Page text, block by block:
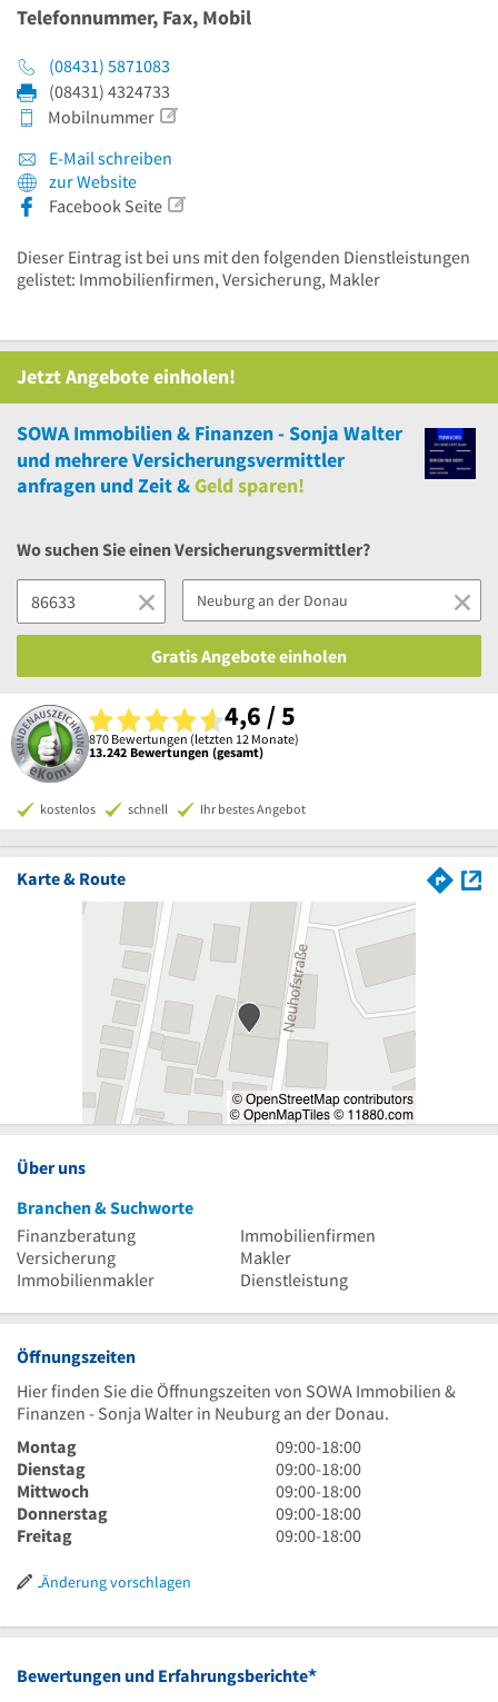
Telefonnummer, Fax, Mobil
(08431) 5871083
(08431) 4324733
Mobilnummer
E-Mail schreiben
zur Website
Facebook Seite
Dieser Eintrag ist bei uns mit den folgenden Dienstleistungen
gelistet: Immobilienfirmen, Versicherung, Makler
Jetzt Angebote einholen!
SOWA Immobilien & Finanzen - Sonja Walter
und mehrereVersicherungsvermittler
anfragen und Zeit &Geld sparen!
Wo suchen Sie einen Versicherungsvermittler?
Gratis Angebote einholen
4,6 / 5
870 Bewertungen (letzten 12 Monate)
13.242 Bewertungen (gesamt)
kostenlos schnell Ihr bestes Angebot
Karte & Route
Über uns
Branchen & Suchworte
Finanzberatung
Immobilienfirmen
Versicherung
Makler
Immobilienmakler
Dienstleistung
Öffnungszeiten
Hier finden Sie die Öffnungszeiten von SOWA Immobilien &
Finanzen - Sonja Walter in Neuburg an der Donau.
Montag
9
Uhr
bis
18
Uhr
09:00-18:00
Dienstag
9
Uhr
bis
18
09:00-18:00
Mittwoch
9
Uhr
bis
09:00-18:00
Donnerstag
9
Uhr
09:00-18:00
Freitag
9
Uhr
09:00-18:00
Änderung vorschlagen
Bewertungen und Erfahrungsberichte*